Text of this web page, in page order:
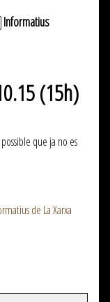
Informatius
(15h)
que ja no es
de La Xarxa